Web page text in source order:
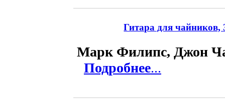
Гитара для чайников,
Марк Филипс, Джон
Подробнее...